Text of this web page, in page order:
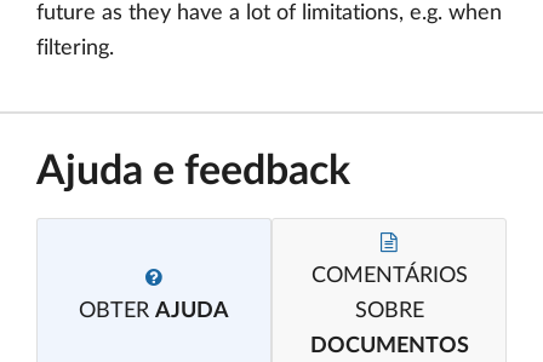
future as they have a lot of limitations, e.g. when
filtering.
Ajuda e feedback
OBTER AJUDA
COMENTÁRIOS
SOBRE
DOCUMENTOS